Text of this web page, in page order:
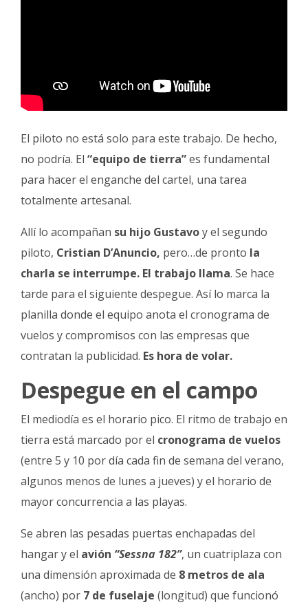
El piloto no está solo para este trabajo. De hecho,
no podría. El “equipo de tierra”es fundamental
para hacer el enganche del cartel, una tarea
totalmente artesanal.
Allí lo acompañan su hijo Gustavoy el segundo
piloto, Cristian D’Anuncio, pero…de pronto la
charla se interrumpe. El trabajo llama. Se hace
tarde para el siguiente despegue. Así lo marca la
planilla donde el equipo anota el cronograma de
vuelos y compromisos con las empresas que
contratan la publicidad. Es hora de volar.
Despegue en el campo
El mediodía es el horario pico. El ritmo de trabajo en
tierra está marcado por el cronograma de vuelos
(entre 5 y 10 por día cada fin de semana del verano,
algunos menos de lunes a jueves) y el horario de
mayor concurrencia a las playas.
Se abren las pesadas puertas enchapadas del
hangar y el avión “Sessna 182”, un cuatriplaza con
una dimensión aproximada de 8 metros de ala
(ancho) por 7 de fuselaje (longitud) que funcionó